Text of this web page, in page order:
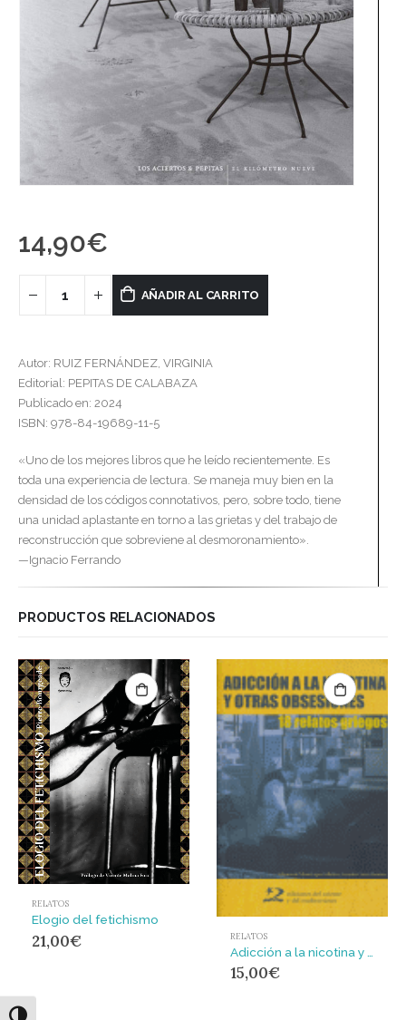
14,90€
AÑADIR AL CARRITO
Autor: RUIZ FERNÁNDEZ, VIRGINIA
Editorial: PEPITAS DE CALABAZA
Publicado en: 2024
ISBN: 978-84-19689-11-5
«Uno de los mejores libros que he leído recientemente. Es
toda una experiencia de lectura. Se maneja muy bien en la
densidad de los códigos connotativos, pero, sobre todo, tiene
una unidad aplastante en torno a las grietas y del trabajo de
reconstrucción que sobreviene al desmoronamiento».
—Ignacio Ferrando
PRODUCTOS RELACIONADOS
RELATOS
Elogio del fetichismo
21,00€ RELATOS
15,00€